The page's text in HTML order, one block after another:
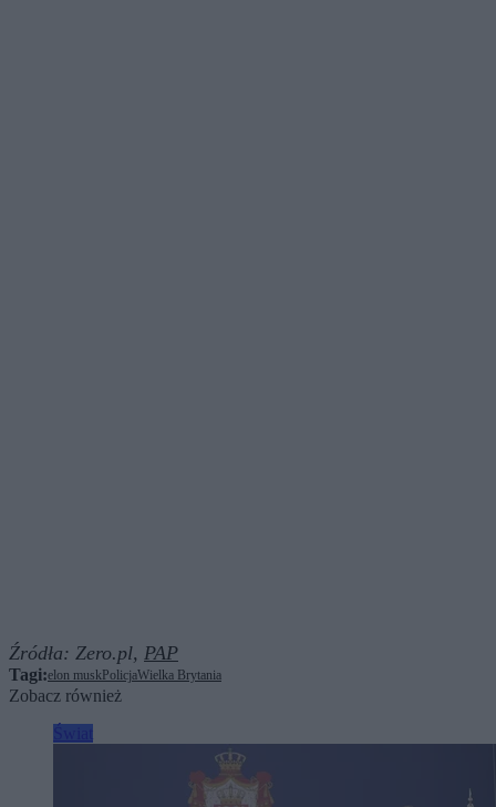
Źródła: Zero.pl, PAP
Tagi:elon musk PolicjaWielka Brytania
Zobacz również